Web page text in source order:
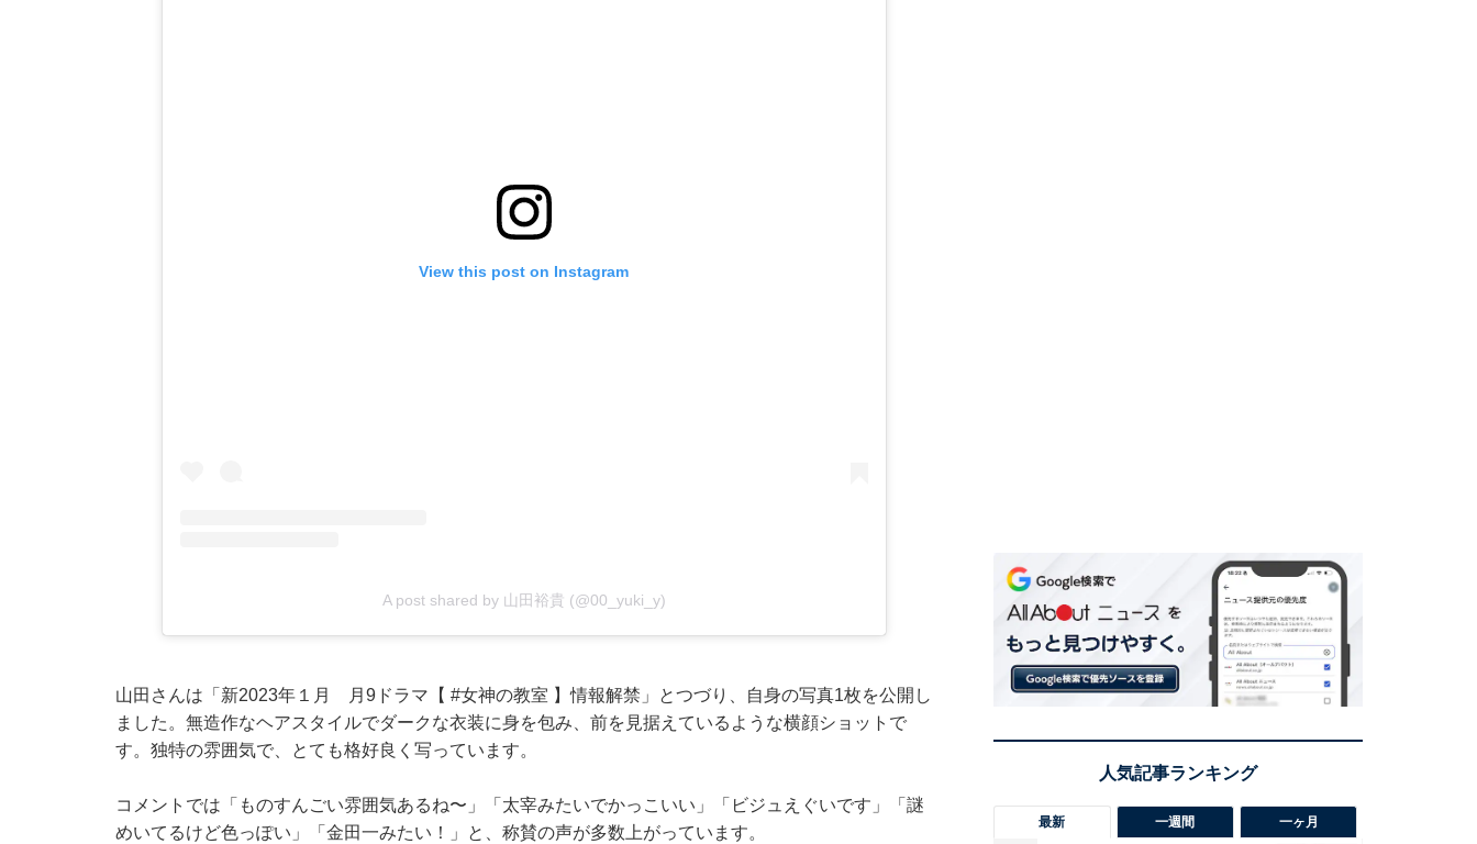
View this post on Instagram
A post shared by 山田裕貴 (@00_yuki_y)
山田さんは「新2023年１月 月9ドラマ【 #女神の教室 】情報解禁」とつづり、自身の写真1枚を公開し
ました。無造作なヘアスタイルでダークな衣装に身を包み、前を見据えているような横顔ショットで
す。独特の雰囲気で、とても格好良く写っています。
コメントでは「ものすんごい雰囲気あるね〜」「太宰みたいでかっこいい」「ビジュえぐいです」「謎
めいてるけど色っぽい」「金田一みたい！」と、称賛の声が多数上がっています。
最新 一週間 一ヶ月